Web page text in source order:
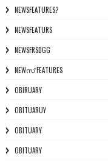
NEWSFEATURES?
NEWSFEATURS
NEWSFRSDGG
NEWസ് FEATURES
OBIRUARY
OBITUARUY
OBITUARY
OBITUARY